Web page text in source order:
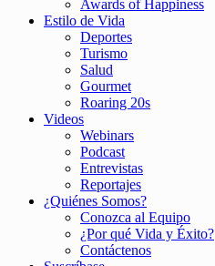
Awards of Happiness
Estilo de Vida
Deportes
Turismo
Salud
Gourmet
Roaring 20s
Videos
Webinars
Podcast
Entrevistas
Reportajes
¿Quiénes Somos?
Conozca al Equipo
¿Por qué Vida y Éxito?
Contáctenos